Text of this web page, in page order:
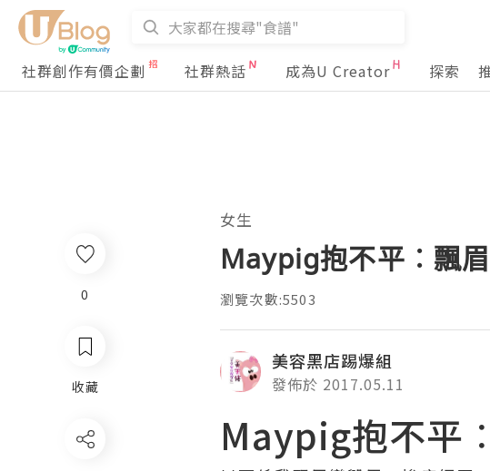
社群創作有價企劃
社群熱話 成為U Creator 探索
女生
Maypig抱不平︰飄
瀏覽次數:5503
美容黑店踢爆組
發佈於 2017.05.11
Maypig抱不平
0
收藏